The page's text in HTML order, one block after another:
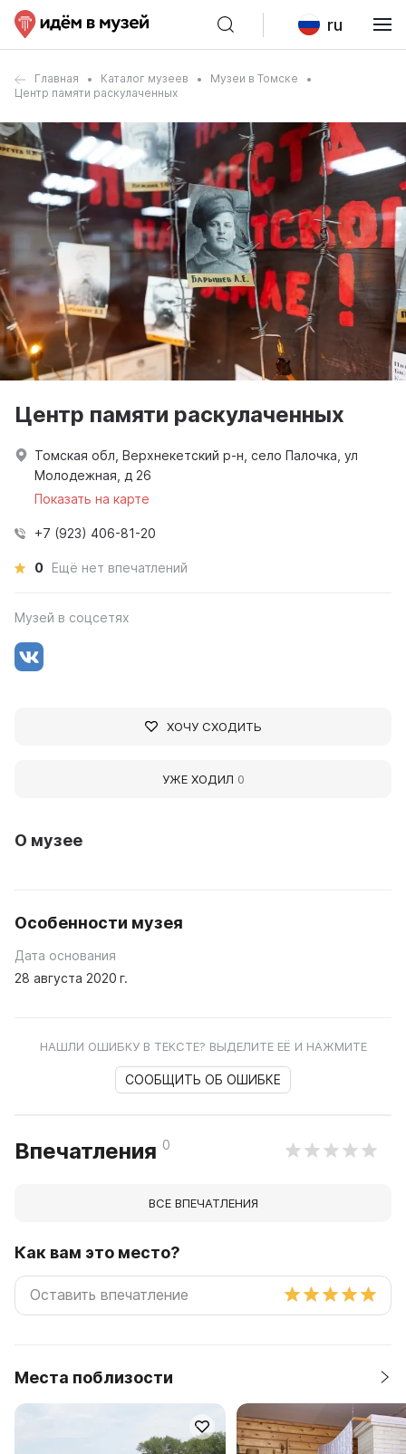
ru
Главная Каталог музеев
Музеи в Томске
Центр памяти раскулаченных
О музее
Особенности музея
Дата основания
28 августа 2020 г.
НАШЛИ ОШИБКУ В ТЕКСТЕ? ВЫДЕЛИТЕ ЕЁ И НАЖМИТЕ
СООБЩИТЬ ОБ ОШИБКЕ
Впечатления 0
ВСЕ ВПЕЧАТЛЕНИЯ
Как вам это место?
Места поблизости
Центр памяти раскулаченных
Томская обл, Верхнекетский р-н, село Палочка, ул
Молодежная, д 26
Показать на карте
+7 (923) 406-81-20
0 Ещё нет впечатлений
Музей в соцсетях
ХОЧУ СХОДИТЬ
УЖЕ ХОДИЛ 0